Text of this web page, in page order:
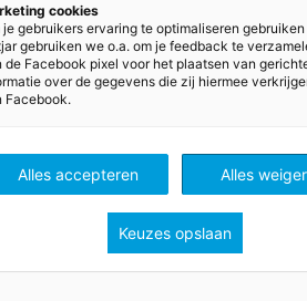
nu aan! Het is GRATIS.
Inloggen
cookies
je gebruikers ervaring te optimaliseren
gebruiken we o.a. om je feedback te
de Facebook pixel voor het plaatsen van
over de gegevens die zij hiermee
Facebook.
Alles accepteren Alles
Keuzes opslaan